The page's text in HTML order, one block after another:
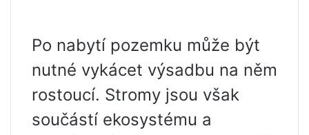
Po nabytí pozemku může být
nutné vykácet výsadbu na něm
rostoucí. Stromy jsou však
součástí ekosystému a